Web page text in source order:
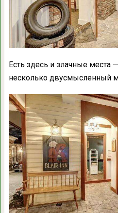
Есть здесь и злачные места
несколько двусмысленный